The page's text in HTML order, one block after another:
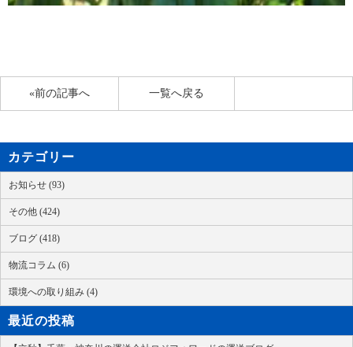
«前の記事へ 一覧へ戻る
カテゴリー
お知らせ (93)
その他 (424)
ブログ (418)
物流コラム (6)
環境への取り組み (4)
最近の投稿